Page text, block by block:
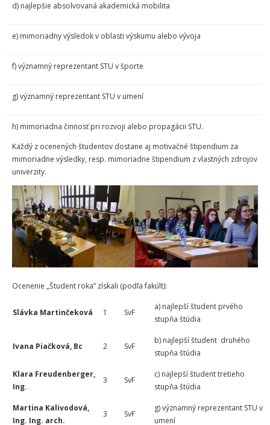
d) najlepšie absolvovaná akademická mobilita
e) mimoriadny výsledok v oblasti výskumu alebo vývoja
f) významný reprezentant STU v športe
g) významný reprezentant STU v umení
h) mimoriadna činnosť pri rozvoji alebo propagácii STU.
Každý z ocenených študentov dostane aj motivačné štipendium za
mimoriadne výsledky, resp. mimoriadne štipendium z vlastných zdrojov
univerzity.
Ocenenie „Študent roka“ získali (podľa fakúlt):
Slávka Martinčeková 1 SvF
a) najlepší študent prvého
stupňa štúdia
Ivana Piačková, Bc 2 SvF
b) najlepší študent druhého
stupňa štúdia
Klara Freudenberger,
Ing.
3 SvF
c) najlepší študent tretieho
stupňa štúdia
Martina Kalivodová,
Ing. Ing. arch.
3 SvF
g) významný reprezentant STU v
umení